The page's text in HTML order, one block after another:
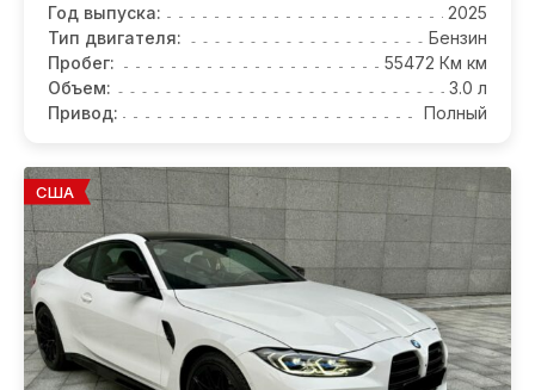
Год выпуска:
2025
Тип двигателя:
Бензин
Пробег:
55472 Км км
Объем:
3.0 л
Привод:
Полный
США